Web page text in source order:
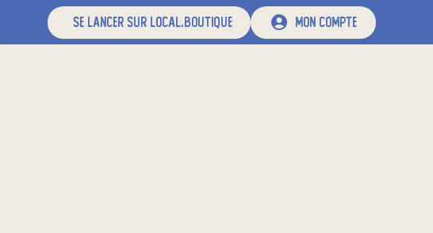
se lancer sur local.boutique mon compte